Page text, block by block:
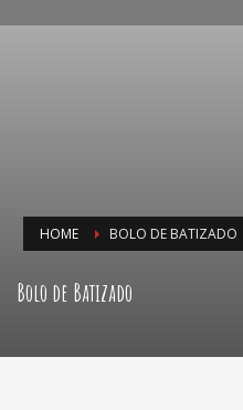
HOME BOLO DE BATIZADO
Bolo de Batizado